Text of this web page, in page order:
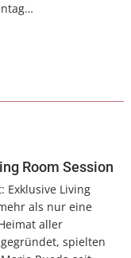
Room Session
Exklusive Living
als nur eine
aller
spielten